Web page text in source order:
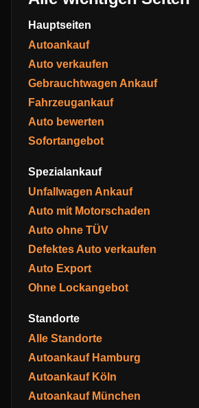
Hauptseiten
Autoankauf
Auto verkaufen
Gebrauchtwagen Ankauf
Fahrzeugankauf
Auto bewerten
Sofortangebot
Spezialankauf
Unfallwagen Ankauf
Auto mit Motorschaden
Auto ohne TÜV
Defektes Auto verkaufen
Auto Export
Ohne Lockangebot
Standorte
Alle Standorte
Autoankauf Hamburg
Autoankauf Köln
Autoankauf München